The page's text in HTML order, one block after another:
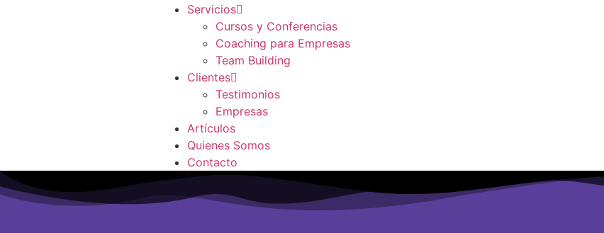
Servicios
Cursos y Conferencias
Coaching para Empresas
Team Building
Clientes
Testimonios
Empresas
Artículos
Quienes Somos
Contacto